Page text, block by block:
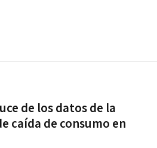
de los datos de la
caída de consumo en